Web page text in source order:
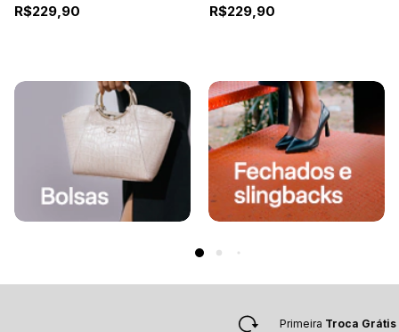
R$229,90 R$229,90
Troca Grátis